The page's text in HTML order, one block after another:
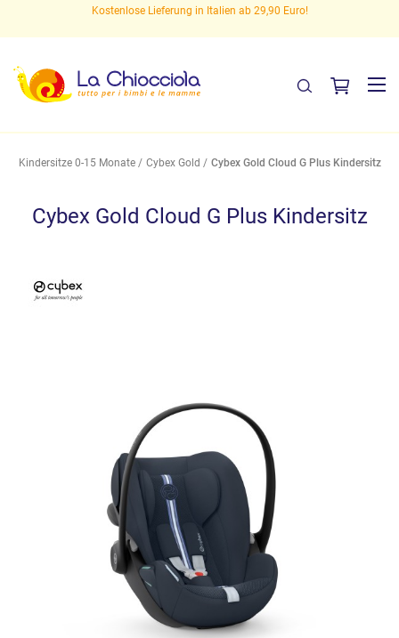
Kostenlose Lieferung in Italien ab 29,90 Euro!
Kindersitze 0-15 Monate Cybex Gold Cybex Gold Cloud G Plus Kindersitz
Cybex Gold Cloud G Plus Kindersitz